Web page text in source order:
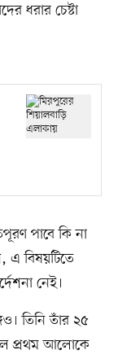
ধরার চেষ্টা
পাবে কি না
বিষয়টিতে
নেই।
তিনি তাঁর ২৫
প্রথম আলোকে